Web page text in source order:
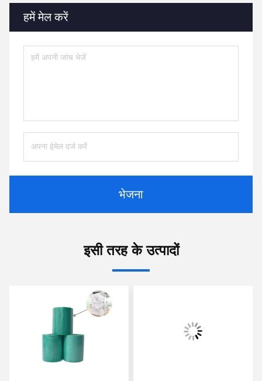
हमें मेल करें
भेजना
इसी तरह के उत्पादों